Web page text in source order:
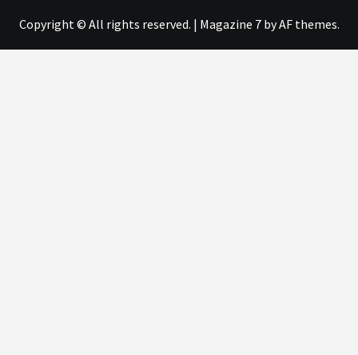
Copyright © All rights reserved. | Magazine 7by AF themes.